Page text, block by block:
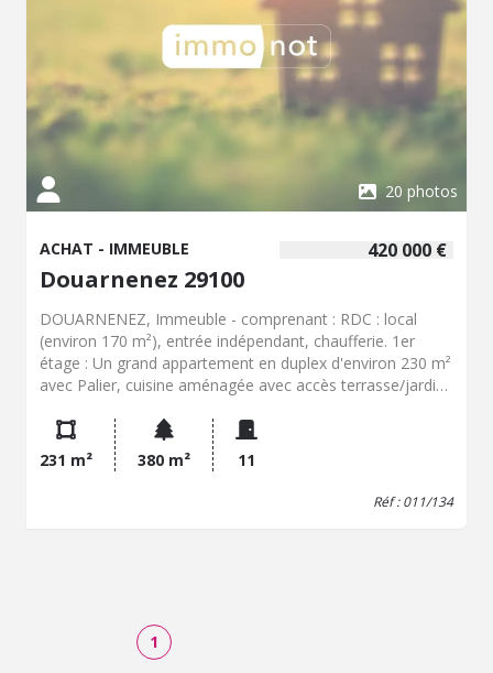
20 photos
420 000 €
ACHAT - IMMEUBLE
Douarnenez 29100
DOUARNENEZ, Immeuble - comprenant : RDC : local
(environ 170 m²), entrée indépendant, chaufferie. 1er
étage : Un grand appartement en duplex d'environ 230 m²
avec Palier, cuisine aménagée avec accès terrasse/jardin,
bains w.-c. 2ème étage : Palier, quatre chambres, salle de
bains, w.-c, buanderie. 3ème étage : Grenier aménagables
Terrasse, jardin. - Classe énergie : E - Classe climat : E -
Montant estimé des dépenses annuelles d'énergie pour
231 m² 380 m² 11
Réf : 011/134
1